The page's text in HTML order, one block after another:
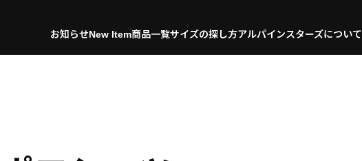
お知らせNew Item商品一覧サイズの探し方アルパインスターズについて